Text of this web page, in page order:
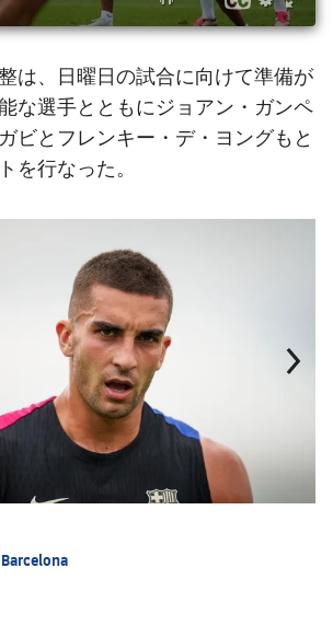
は、日曜日の試合に向けて準備が
な選手とともにジョアン・ガンペ
ビとフレンキー・デ・ヨングもと
を行なった。
Barcelona